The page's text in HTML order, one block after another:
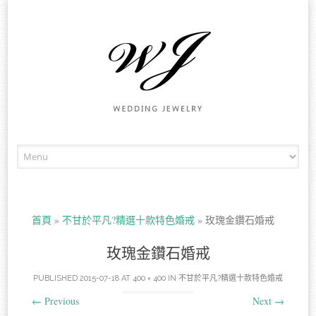
首頁 » 不甘於平凡?精選十款特色婚戒 » 玫瑰金鑽石婚戒
玫瑰金鑽石婚戒
PUBLISHED 2015-07-18 AT 400 × 400 IN 不甘於平凡?精選十款特色婚戒
← Previous Next →